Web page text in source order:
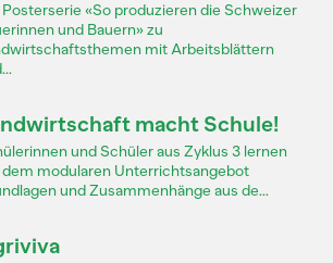
Posterserie «So produzieren die Schweizer
und Bauern» zu
mit Arbeitsblättern
macht Schule!
und Schüler aus Zyklus 3 lernen
modularen Unterrichtsangebot
und Zusammenhänge aus de...